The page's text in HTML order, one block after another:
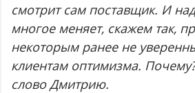
смотрит сам поставщик. И
многое меняет, скажем так,
некоторым ранее не
клиентам оптимизма.
слово Дмитрию.